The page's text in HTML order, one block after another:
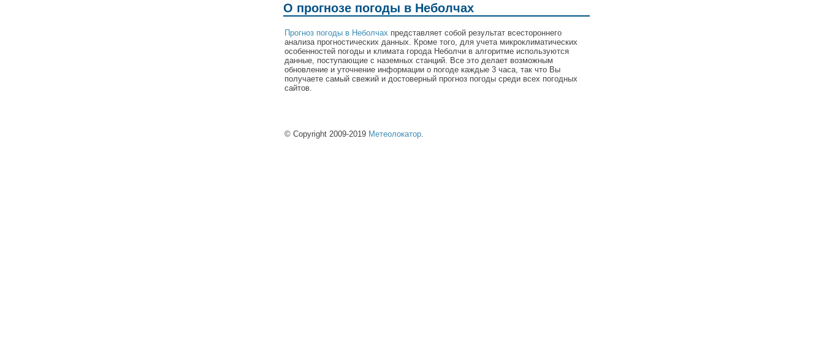
О прогнозе погоды в Неболчах
Прогноз погоды в Неболчах представляет собой результат всестороннего
анализа прогностических данных. Кроме того, для учета микроклиматических
особенностей погоды и климата города Неболчи в алгоритме используются
данные, поступающие с наземных станций. Все это делает возможным
обновление и уточнение информации о погоде каждые 3 часа, так что Вы
получаете самый свежий и достоверный прогноз погоды среди всех погодных
сайтов.
© Copyright 2009-2019 Метеолокатор